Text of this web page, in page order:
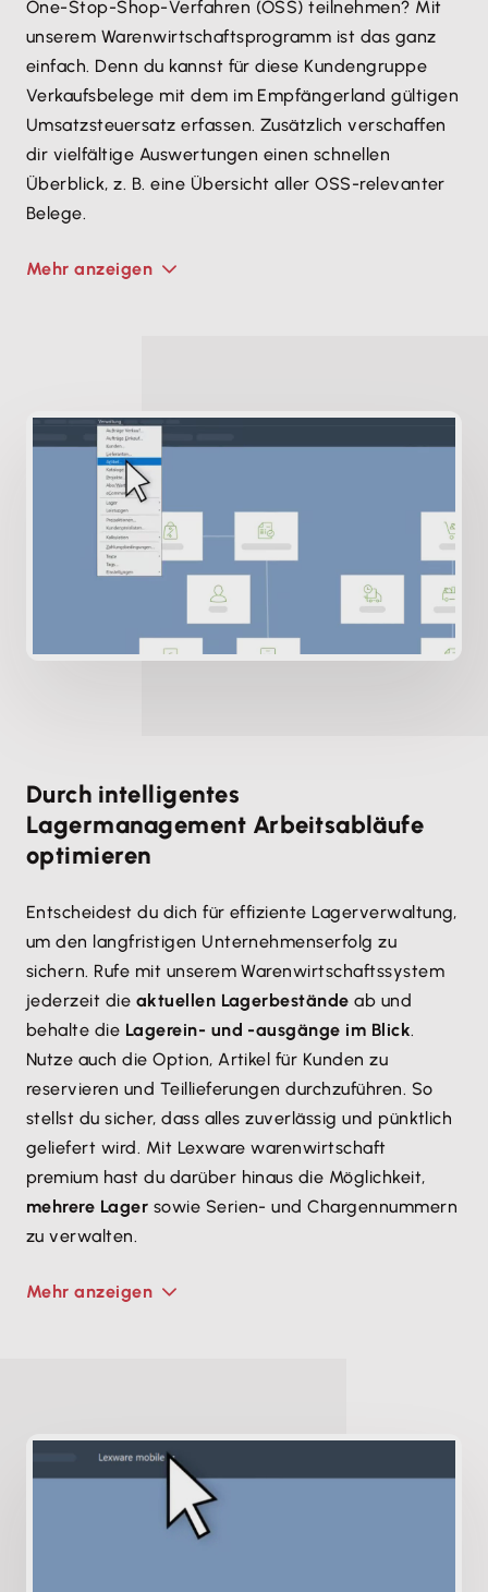
One-Stop-Shop-Verfahren (OSS) teilnehmen? Mit
unserem Waren­wirtschafts­programm ist das ganz
einfach. Denn du kannst für diese Kundengruppe
Verkaufsbelege mit dem im Empfängerland gültigen
Umsatzsteuersatz erfassen. Zusätzlich verschaffen
dir vielfältige Auswertungen einen schnellen
Überblick, z. B. eine Übersicht aller OSS-relevanter
Belege.
Mehr anzeigen
Durch intelligentes
Lagermanagement Arbeitsabläufe
optimieren
Entscheidest du dich für effiziente Lagerverwaltung,
um den langfristigen Unternehmenserfolg zu
sichern. Rufe mit unserem Warenwirtschaftssystem
jederzeit die aktuellen Lagerbestände ab und
behalte die Lagerein- und -ausgänge im Blick.
Nutze auch die Option, Artikel für Kunden zu
reservieren und Teillieferungen durchzuführen. So
stellst du sicher, dass alles zuverlässig und pünktlich
geliefert wird. Mit Lexware warenwirtschaft
premium hast du darüber hinaus die Möglichkeit,
mehrere Lager sowie Serien- und Chargennummern
zu verwalten.
Mehr anzeigen